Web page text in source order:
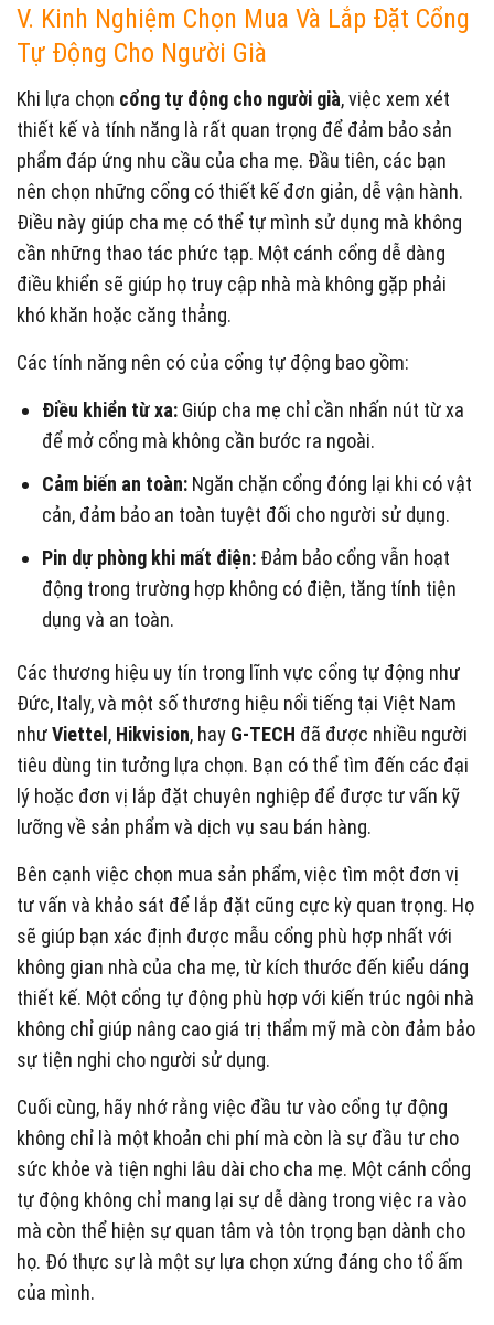
V. Kinh Nghiệm Chọn Mua Và Lắp Đặt Cổng
Tự Động Cho Người Già
Khi lựa chọn cổng tự động cho người già, việc xem xét
thiết kế và tính năng là rất quan trọng để đảm bảo sản
phẩm đáp ứng nhu cầu của cha mẹ. Đầu tiên, các bạn
nên chọn những cổng có thiết kế đơn giản, dễ vận hành.
Điều này giúp cha mẹ có thể tự mình sử dụng mà không
cần những thao tác phức tạp. Một cánh cổng dễ dàng
điều khiển sẽ giúp họ truy cập nhà mà không gặp phải
khó khăn hoặc căng thẳng.
Các tính năng nên có của cổng tự động bao gồm:
Điều khiển từ xa: Giúp cha mẹ chỉ cần nhấn nút từ xa
để mở cổng mà không cần bước ra ngoài.
Cảm biến an toàn: Ngăn chặn cổng đóng lại khi có vật
cản, đảm bảo an toàn tuyệt đối cho người sử dụng.
Pin dự phòng khi mất điện: Đảm bảo cổng vẫn hoạt
động trong trường hợp không có điện, tăng tính tiện
dụng và an toàn.
Các thương hiệu uy tín trong lĩnh vực cổng tự động như
Đức, Italy, và một số thương hiệu nổi tiếng tại Việt Nam
nhưViettel , Hikvision, hay G-TECH đã được nhiều người
tiêu dùng tin tưởng lựa chọn. Bạn có thể tìm đến các đại
lý hoặc đơn vị lắp đặt chuyên nghiệp để được tư vấn kỹ
lưỡng về sản phẩm và dịch vụ sau bán hàng.
Bên cạnh việc chọn mua sản phẩm, việc tìm một đơn vị
tư vấn và khảo sát để lắp đặt cũng cực kỳ quan trọng. Họ
sẽ giúp bạn xác định được mẫu cổng phù hợp nhất với
không gian nhà của cha mẹ, từ kích thước đến kiểu dáng
thiết kế. Một cổng tự động phù hợp với kiến trúc ngôi nhà
không chỉ giúp nâng cao giá trị thẩm mỹ mà còn đảm bảo
sự tiện nghi cho người sử dụng.
Cuối cùng, hãy nhớ rằng việc đầu tư vào cổng tự động
không chỉ là một khoản chi phí mà còn là sự đầu tư cho
sức khỏe và tiện nghi lâu dài cho cha mẹ. Một cánh cổng
tự động không chỉ mang lại sự dễ dàng trong việc ra vào
mà còn thể hiện sự quan tâm và tôn trọng bạn dành cho
họ. Đó thực sự là một sự lựa chọn xứng đáng cho tổ ấm
của mình.